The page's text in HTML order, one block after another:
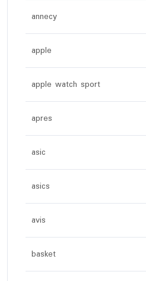
annecy
apple
apple watch sport
apres
asic
asics
avis
basket